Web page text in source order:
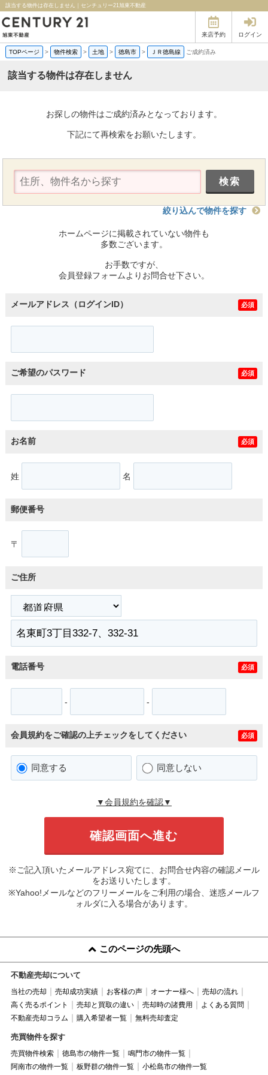
該当する物件は存在しません｜センチュリー21旭東不動産
来店予約 ログイン
TOPページ > 物件検索 > 土地 > 徳島市 > ＪＲ徳島線 ご成約済み
該当する物件は存在しません
お探しの物件はご成約済みとなっております。
下記にて再検索をお願いたします。
絞り込んで物件を探す
ホームページに掲載されていない物件も
多数ございます。
お手数ですが、
会員登録フォームよりお問合せ下さい。
メールアドレス（ログインID） 必須
ご希望のパスワード 必須
お名前 必須
姓 名
郵便番号
〒
ご住所
電話番号 必須
- -
会員規約をご確認の上チェックをしてください 必須
同意する 同意しない
▼会員規約を確認▼
※ご記入頂いたメールアドレス宛てに、お問合せ内容の確認メール
をお送りいたします。
※Yahoo!メールなどのフリーメールをご利用の場合、迷惑メールフ
ォルダに入る場合があります。
このページの先頭へ
不動産売却について
当社の売却 売却成功実績 お客様の声 オーナー様へ
売却の流れ
高く売るポイント
売却と買取の違い 売却時の諸費用
よくある質問
不動産売却コラム
購入希望者一覧 無料売却査定
売買物件を探す
売買物件検索 徳島市の物件一覧
鳴門市の物件一覧
阿南市の物件一覧
板野群の物件一覧 小松島市の物件一覧